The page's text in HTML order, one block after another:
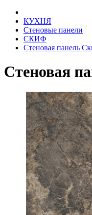
КУХНЯ
Стеновые панели
СКИФ
Стеновая панель
Стеновая